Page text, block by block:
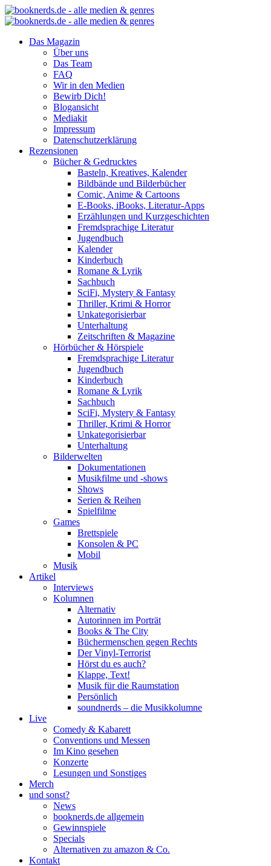
Das Magazin
Über uns
Das Team
FAQ
Wir in den Medien
Bewirb Dich!
Blogansicht
Mediakit
Impressum
Datenschutzerklärung
Rezensionen
Bücher & Gedrucktes
Basteln, Kreatives, Kalender
Bildbände und Bilderbücher
Comic, Anime & Cartoons
E-Books, iBooks, Literatur-Apps
Erzählungen und Kurzgeschichten
Fremdsprachige Literatur
Jugendbuch
Kalender
Kinderbuch
Romane & Lyrik
Sachbuch
SciFi, Mystery & Fantasy
Thriller, Krimi & Horror
Unkategorisierbar
Unterhaltung
Zeitschriften & Magazine
Hörbücher & Hörspiele
Fremdsprachige Literatur
Jugendbuch
Kinderbuch
Romane & Lyrik
Sachbuch
SciFi, Mystery & Fantasy
Thriller, Krimi & Horror
Unkategorisierbar
Unterhaltung
Bilderwelten
Dokumentationen
Musikfilme und -shows
Shows
Serien & Reihen
Spielfilme
Games
Brettspiele
Konsolen & PC
Mobil
Musik
Artikel
Interviews
Kolumnen
Alternativ
Autorinnen im Porträt
Books & The City
Büchermenschen gegen Rechts
Der Vinyl-Terrorist
Hörst du es auch?
Klappe, Text!
Musik für die Raumstation
Persönlich
soundnerds – die Musikkolumne
Live
Comedy & Kabarett
Conventions und Messen
Im Kino gesehen
Konzerte
Lesungen und Sonstiges
Merch
und sonst?
News
booknerds.de allgemein
Gewinnspiele
Specials
Alternativen zu amazon & Co.
Kontakt